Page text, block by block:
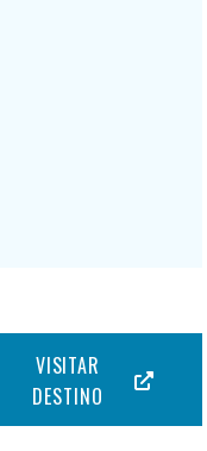
VISITAR
DESTINO